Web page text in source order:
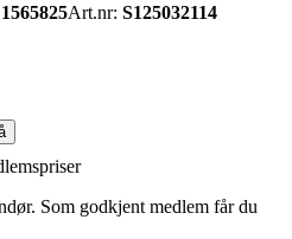
1565825Art.nr: S125032114
Som godkjent medlem får du